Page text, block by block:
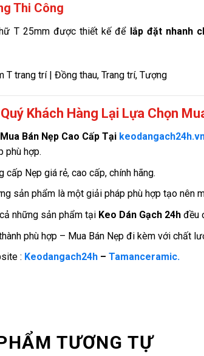
Thi Công
T 25mm được thiết kế để lắp đặt nhanh
Khách Hàng Lại Lựa Chọn
Bán Nẹp Cao Cấp Tại
phù hợp.
cấp Nẹp giá rẻ, cao cấp, chính hãng.
sản phẩm là một giải pháp phù hợp tạo nên
những sản phẩm tại Keo Dán Gạch 24hđều
phù hợp – Mua Bán Nẹp đi kèm với chất
: Keodangach24h– Tamanceramic.
TƯƠNG TỰ